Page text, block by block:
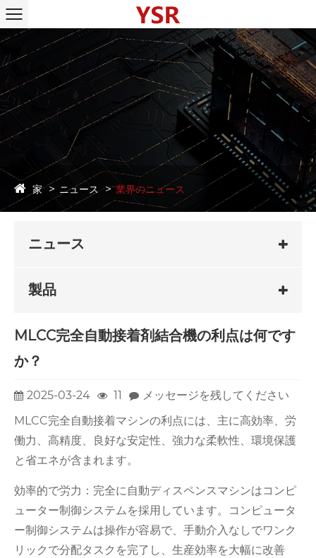
家 ニュース 業界のニュース
ニュース
製品
MLCC完全自動接着剤結合機の利点は何です
か？
2025-03-24 11
メッセージを残してください
MLCC完全自動接着マシンの利点には、主に高効率、労
働力、高精度、良好な安定性、強力な柔軟性、環境保護
と省エネが含まれます。
効率的で労力：完全に自動ディスペンスマシンはコンピ
ューター制御システムを採用しています。コンピュータ
ー制御システムは操作が容易で、手動介入なしでワンク
リックで分配タスクを完了し、生産効率を大幅に改善